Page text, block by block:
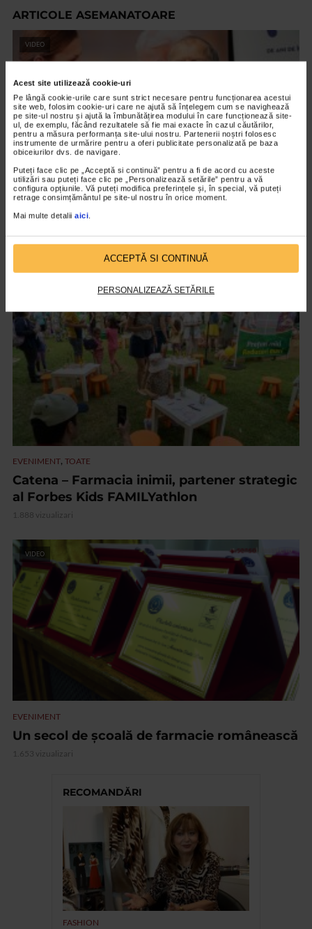
Acest site utilizează cookie-uri
Pe lângă cookie-urile care sunt strict necesare pentru funcționarea acestui
site web, folosim cookie-uri care ne ajută să înțelegem cum se navighează
pe site-ul nostru și ajută la îmbunătățirea modului în care funcționează site-
ul, de exemplu, făcând rezultatele să fie mai exacte în cazul căutărilor,
pentru a măsura performanța site-ului nostru. Partenerii noștri folosesc
instrumente de urmărire pentru a oferi publicitate personalizată pe baza
obiceiurilor dvs. de navigare.
Puteți face clic pe „Acceptă si continuă” pentru a fi de acord cu aceste
utilizări sau puteți face clic pe „Personalizează setările” pentru a vă
configura opțiunile. Vă puteți modifica preferințele și, în special, vă puteți
retrage consimțământul pe site-ul nostru în orice moment.
Mai multe detalii aici
ACCEPTĂ SI CONTINUĂ
PERSONALIZEAZĂ SETĂRILE
ARTICOLE ASEMANATOARE
VIDEO
Galei ”Seniori de Colecție”, ediția X
EVENIMENT, TOATE
Catena – Farmacia inimii, partener strategic
al Forbes Kids FAMILYathlon
1.888 vizualizari
VIDEO
EVENIMENT
Un secol de școală de farmacie românească
1.653 vizualizari
RECOMANDĂRI
FASHION